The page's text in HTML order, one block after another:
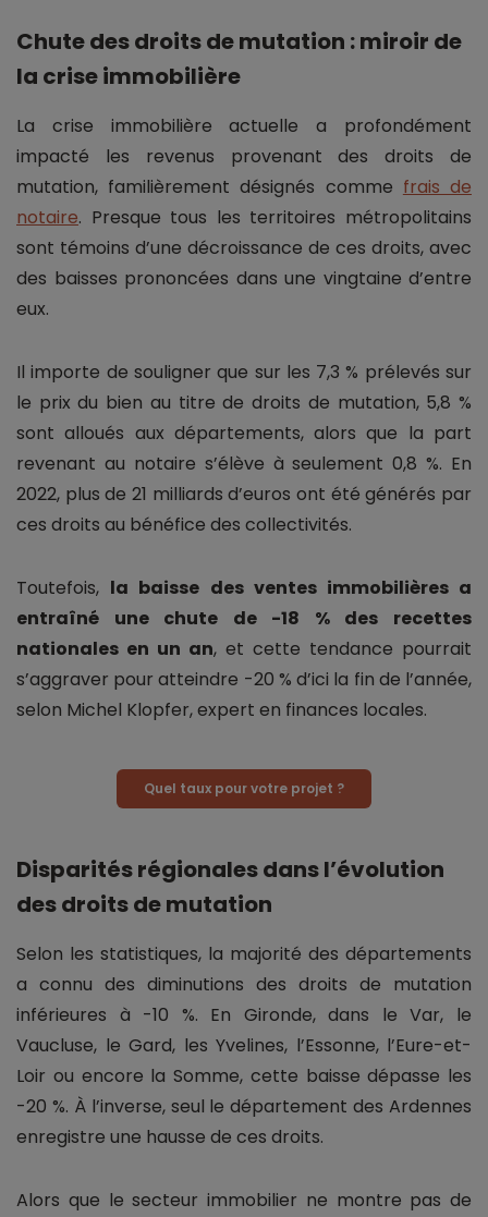
Chute des droits de mutation : miroir de
la crise immobilière
La crise immobilière actuelle a profondément
impacté les revenus provenant des droits de
mutation, familièrement désignés comme frais de
notaire. Presque tous les territoires métropolitains
sont témoins d’une décroissance de ces droits, avec
des baisses prononcées dans une vingtaine d’entre
eux.
Il importe de souligner que sur les 7,3 % prélevés sur
le prix du bien au titre de droits de mutation, 5,8 %
sont alloués aux départements, alors que la part
revenant au notaire s’élève à seulement 0,8 %. En
2022, plus de 21 milliards d’euros ont été générés par
ces droits au bénéfice des collectivités.
Toutefois, la baisse des ventes immobilières a
entraîné une chute de -18 % des recettes
nationales en un an, et cette tendance pourrait
s’aggraver pour atteindre -20 % d’ici la fin de l’année,
selon Michel Klopfer, expert en finances locales.
Quel taux pour votre projet ?
Disparités régionales dans l’évolution
des droits de mutation
Selon les statistiques, la majorité des départements
a connu des diminutions des droits de mutation
inférieures à -10 %. En Gironde, dans le Var, le
Vaucluse, le Gard, les Yvelines, l’Essonne, l’Eure-et-
Loir ou encore la Somme, cette baisse dépasse les
-20 %. À l’inverse, seul le département des Ardennes
enregistre une hausse de ces droits.
Alors que le secteur immobilier ne montre pas de